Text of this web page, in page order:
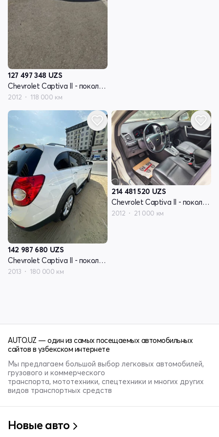
127 497 348 UZS
Chevrolet Captiva II - поколение
2012 118 000 км
142 987 680 UZS
Chevrolet Captiva II - поколение
2013 180 000 км
214 481 520 UZS
Chevrolet Captiva II - поколение
2012 21 000 км
AUTO.UZ — один из самых посещаемых автомобильных
сайтов в узбекском интернете
Мы предлагаем большой выбор легковых автомобилей,
грузового и коммерческого
транспорта, мототехники, спецтехники и многих других
видов транспортных средств
Новые авто